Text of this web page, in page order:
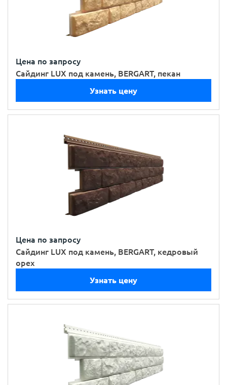
Цена по запросу
Сайдинг LUX под камень, BERGART, пекан
Узнать цену
Цена по запросу
Сайдинг LUX под камень, BERGART, кедровый
орех
Узнать цену